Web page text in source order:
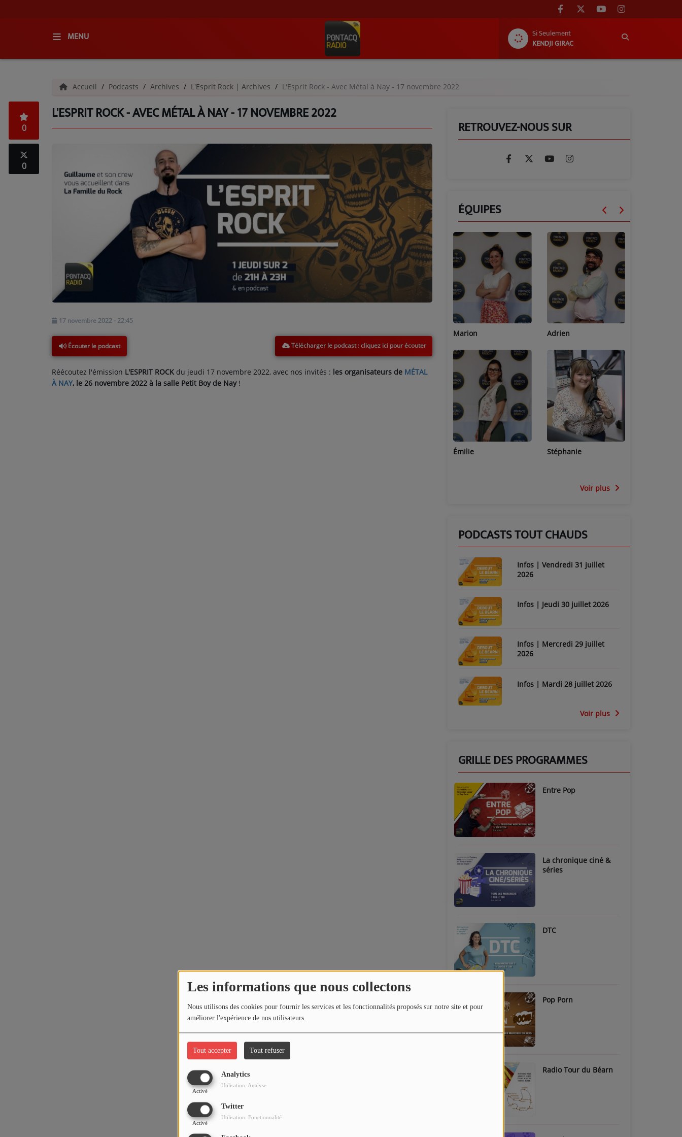
Les informations que nous collectons
Nous utilisons des cookies pour fournir les services et les fonctionnalités proposés sur notre site et pour
améliorer l'expérience de nos utilisateurs.
Tout accepter Tout refuser
Analytics
Activé
Utilisation: Analyse
Twitter
Activé
Utilisation: Fonctionnalité
MENU
Si Seulement
KENDJI GIRAC
QUI SOMMES-NOUS ?
GRILLE DES PROGRAMMES
C'ÉTAIT QUOI CE TITRE ?
ARCHIVES - SAISONS PASSÉES
VOS ÉMISSIONS EN IMAGES
ANNONCEURS & ESPACE PRO
VOTRE PUBLICITÉ SUR PONTACQ RADIO
LOCATION DE STUDIOS
Accueil Podcasts Archives L'Esprit Rock | Archives L'Esprit Rock - Avec Métal à Nay - 17 novembre 2022
L'ESPRIT ROCK - AVEC MÉTAL À NAY - 17 NOVEMBRE 2022
0
0
17 novembre 2022 - 22:45
Écouter le podcast Télécharger le podcast
Réécoutez l'émission L'ESPRIT ROCK du jeudi 17 novembre 2022, avec nos invités : les organisateurs de MÉTAL
À NAY, le 26 novembre 2022 à la salle Petit Boy de Nay !
RETROUVEZ-NOUS SUR
ÉQUIPES
Marion Adrien
Stéphanie
Lucas
Jean-Michel
Voir plus
PODCASTS TOUT CHAUDS
Infos | Vendredi 31 juillet
2026
Infos | Jeudi 30 juillet 2026
Infos | Mercredi 29 juillet
2026
Infos | Mardi 28 juillet 2026
Voir plus
GRILLE DES PROGRAMMES
Entre Pop
La chronique ciné &
séries
DTC
Pop Porn
Radio Tour du Béarn